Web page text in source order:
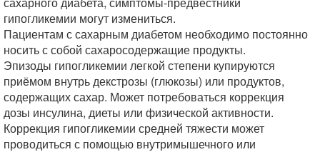
гипогликемии могут измениться.
Пациентам с сахарным диабетом необходимо постоянно
носить с собой сахаросодержащие продукты.
Эпизоды гипогликемии легкой степени купируются
приёмом внутрь декстрозы (глюкозы) или продуктов,
содержащих сахар. Может потребоваться коррекция
дозы инсулина, диеты или физической активности.
Коррекция гипогликемии средней тяжести может
проводиться с помощью внутримышечного или